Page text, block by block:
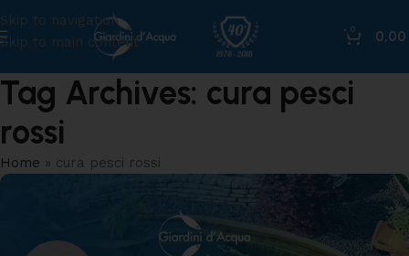
Skip to navigation
Skip to main content
0 0,00
Tag Archives: cura pesci
rossi
Home » cura pesci rossi